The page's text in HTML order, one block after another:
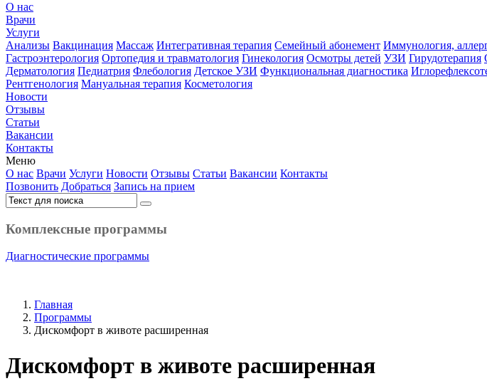
О нас
Врачи
Услуги
Анализы Вакцинация Массаж Интегративная терапия Семейный абонемент Иммунология,
Гастроэнтерология Ортопедия и травматология Гинекология Осмотры детей УЗИ Гирудотерапия
Дерматология Педиатрия Флебология Детское УЗИ Функциональная диагностика
Рентгенология Мануальная терапия Косметология
Новости
Отзывы
Статьи
Вакансии
Контакты
Меню
О нас Врачи Услуги Новости Отзывы Статьи Вакансии Контакты
Позвонить Добраться Запись на прием
Комплексные программы
Диагностические программы
Главная
Программы
Дискомфорт в животе расширенная
Дискомфорт в животе расширенная